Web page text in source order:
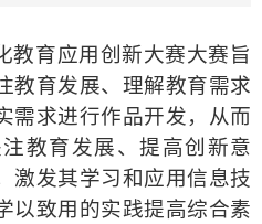
教育应用创新大赛大赛旨
教育发展、理解教育需求
需求进行作品开发，从而
教育发展、提高创新意
激发其学习和应用信息技
以致用的实践提高综合素